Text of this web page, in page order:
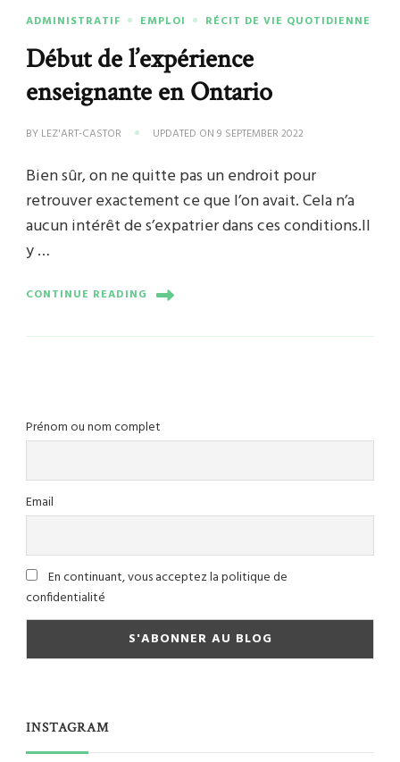
ADMINISTRATIF EMPLOI RÉCIT DE VIE QUOTIDIENNE
Début de l’expérience
enseignante en Ontario
BY LEZ'ART-CASTOR UPDATED ON 9 SEPTEMBER 2022
Bien sûr, on ne quitte pas un endroit pour
retrouver exactement ce que l’on avait. Cela n’a
aucun intérêt de s’expatrier dans ces conditions.Il
y …
CONTINUE READING
Prénom ou nom complet
Email
En continuant, vous acceptez la politique de
confidentialité
INSTAGRAM